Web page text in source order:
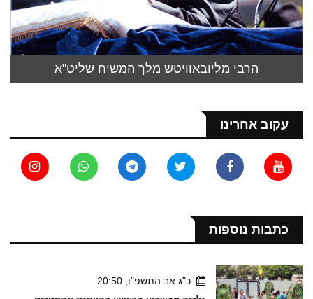
הרבי מליובאוויטש מלך המשיח שליט"א
עקוב אחרינו
כתבות נוספות
כ"ג אב התשפ"ו, 20:50